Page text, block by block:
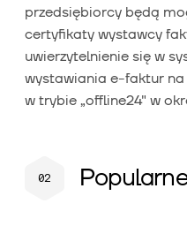
przedsiębiorcy będą
certyfikaty wystawcy
uwierzytelnienie się w
wystawiania e-faktur
w trybie „offline24" w